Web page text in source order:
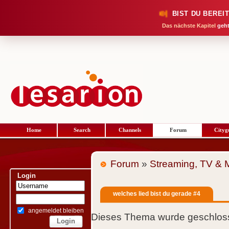
BIST DU
Das nächste Kapitel
Home Search Channels Forum
Login
angemeldet bleiben
Forum » Streaming, TV &
welches lied bist du gerade #4
Dieses Thema wurde